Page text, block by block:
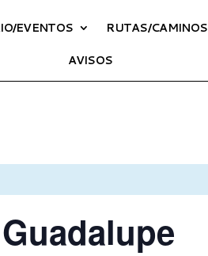
EVENTOS RUTAS/CAMINOS
AVISOS